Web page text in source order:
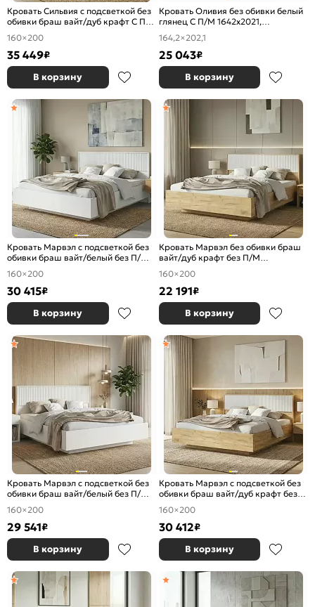
Кровать Сильвия с подсветкой без
обивки браш вайт/дуб крафт С П/
М 1600x2000, ортопедическое
основание, изголовье жесткое
160×200
35 449₽
В корзину
Кровать Оливия без обивки белый
глянец С П/М 1642x2021,
ортопедическое основание,
изголовье жесткое
164,2×202,1
25 043₽
В корзину
Кровать Марвэл с подсветкой без
обивки браш вайт/белый без П/М
1600x2000, ортопедическое
основание, изголовье жесткое
160×200
30 415₽
В корзину
Кровать Марвэл без обивки браш
вайт/дуб крафт без П/М
1600x2000, ортопедическое
основание, изголовье жесткое
160×200
22 191₽
В корзину
Кровать Марвэл с подсветкой без
обивки браш вайт/белый без П/М
1600x2000, ортопедическое
основание, изголовье жесткое
160×200
29 541₽
В корзину
Кровать Марвэл с подсветкой без
обивки браш вайт/дуб крафт без
П/М 1600x2000, ортопедическое
основание, изголовье жесткое
160×200
30 412₽
В корзину